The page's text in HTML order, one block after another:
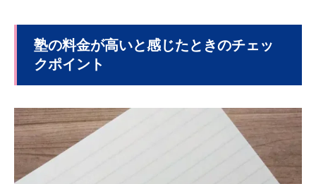
塾の料金が高いと感じたときのチェッ
クポイント